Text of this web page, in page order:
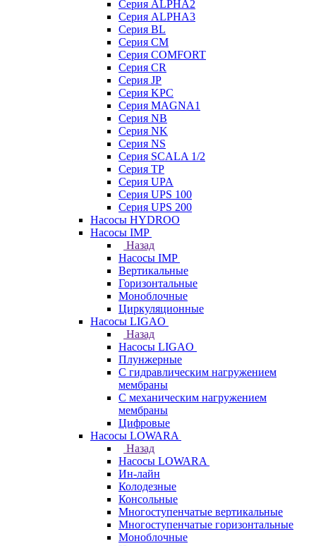
Серия ALPHA2
Серия ALPHA3
Серия BL
Серия CM
Серия COMFORT
Серия CR
Серия JP
Серия KPC
Серия MAGNA1
Серия NB
Серия NK
Серия NS
Серия SCALA 1/2
Серия TP
Серия UPA
Серия UPS 100
Серия UPS 200
Насосы HYDROO
Насосы IMP
Назад
Насосы IMP
Вертикальные
Горизонтальные
Моноблочные
Циркуляционные
Насосы LIGAO
Назад
Насосы LIGAO
Плунжерные
С гидравлическим нагружением
мембраны
С механическим нагружением
мембраны
Цифровые
Насосы LOWARA
Назад
Насосы LOWARA
Ин-лайн
Колодезные
Консольные
Многоступенчатые вертикальные
Многоступенчатые горизонтальные
Моноблочные